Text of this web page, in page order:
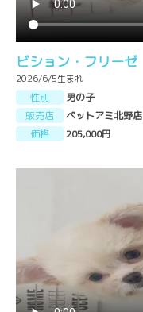
ビション・フリーゼ
2026/6/5生まれ
性別
男の子
販売店
ペットアミ北野店
価格
205,000円